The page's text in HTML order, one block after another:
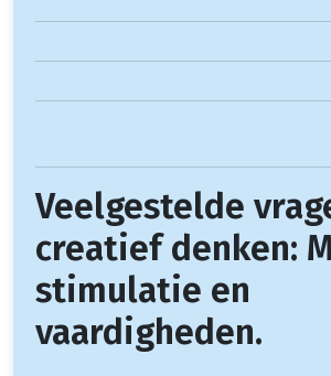
Veelgestelde
creatief denken:
stimulatie en
vaardigheden.